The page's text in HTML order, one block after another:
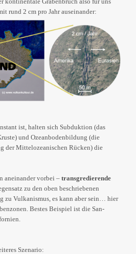
rund 2 cm pro Jahr auseinander:
ist, halten sich Subduktion (das
und Ozeanbodenbildung (die
der Mittelozeanischen Rücken) die
aneinander vorbei – transgredierende
zu den oben beschriebenen
zu Vulkanismus, es kann aber sein… hier
Bestes Beispiel ist die San-
Szenario: